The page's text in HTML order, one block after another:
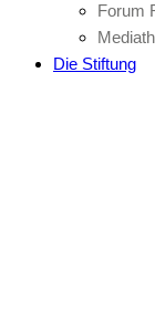
Forum
Die Stiftung